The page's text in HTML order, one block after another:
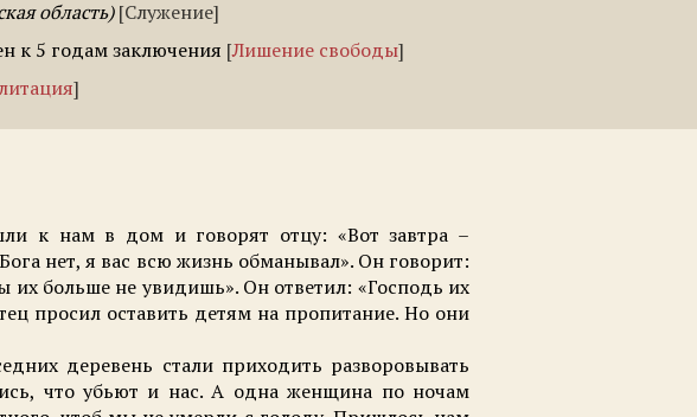
область
Служение
к 5 годам заключения Лишение свободы
к нам в дом и говорят отцу: «Вот завтра –
нет, я вас всю жизнь обманывал». Он говорит:
их больше не увидишь». Он ответил: «Господь их
просил оставить детям на пропитание. Но они
деревень стали приходить разворовывать
что убьют и нас. А одна женщина по ночам